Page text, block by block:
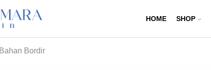
HOME SHOP
Bahan Bordir